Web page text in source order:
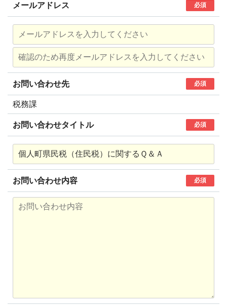
メールアドレス 必須
お問い合わせ先 必須
税務課
お問い合わせタイトル 必須
お問い合わせ内容 必須